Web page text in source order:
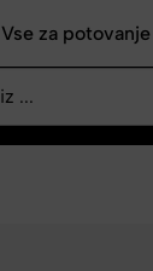
Vse za potovanje